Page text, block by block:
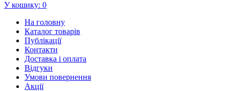
У кошику: 0
На головну
Каталог товарів
Публікації
Контакти
Доставка і оплата
Відгуки
Умови повернення
Акції